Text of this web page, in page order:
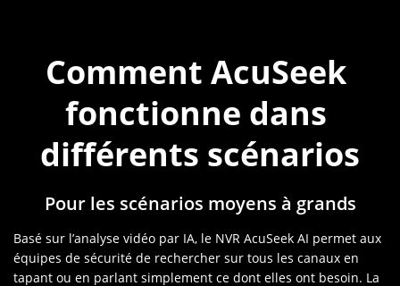
Comment AcuSeek
fonctionne dans
différents scénarios
Pour les scénarios moyens à grands
Basé sur l’analyse vidéo par IA, le NVR AcuSeek AI permet aux
équipes de sécurité de rechercher sur tous les canaux en
tapant ou en parlant simplement ce dont elles ont besoin. La